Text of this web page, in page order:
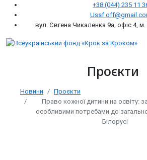
+38 (044) 235 11
вул. Євгена Чикаленка 9а, офіс 4, м.
Проєкти
Новини
Проєкти
Право кожної дитини на освіту:
особливими потребами до
Білорусі